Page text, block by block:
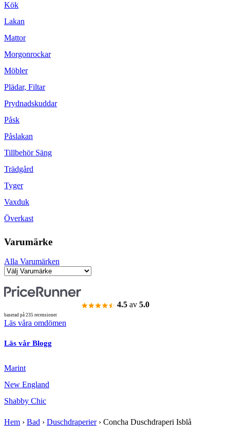
Kök
Lakan
Mattor
Morgonrockar
Möbler
Plädar, Filtar
Prydnadskuddar
Påsk
Påslakan
Tillbehör Säng
Trädgård
Tyger
Vaxduk
Överkast
Varumärke
Alla Varumärken
4.5 av 5.0
baserad på 235 recensioner
Läs våra omdömen
Läs vår Blogg
Marint
New England
Shabby Chic
Hem › Bad › Duschdraperier› Concha Duschdraperi Isblå